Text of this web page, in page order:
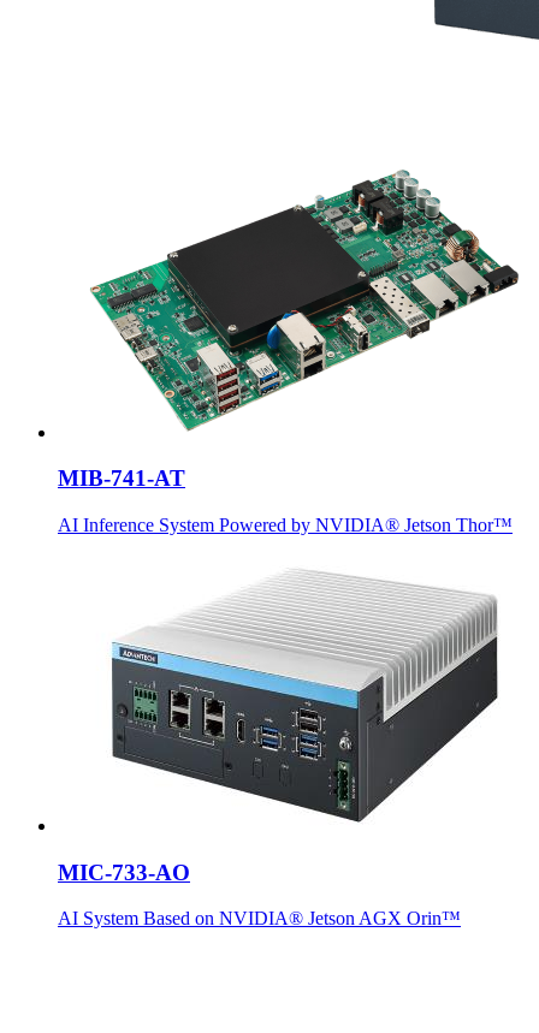
MIB-741-AT
AI Inference System Powered by NVIDIA® Jetson Thor™
MIC-733-AO
AI System Based on NVIDIA® Jetson AGX Orin™